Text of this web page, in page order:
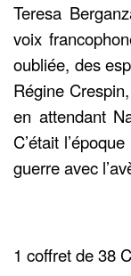
Teresa
voix
oubliée, des
Régine
en attendant
C’était
guerre avec
1 coffret de 38